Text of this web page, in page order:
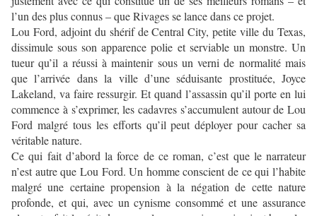
l’un des plus connus – que Rivages se lance dans ce projet.
Lou Ford, adjoint du shérif de Central City, petite ville du Texas,
dissimule sous son apparence polie et serviable un monstre. Un
tueur qu’il a réussi à maintenir sous un verni de normalité mais
que l’arrivée dans la ville d’une séduisante prostituée, Joyce
Lakeland, va faire ressurgir. Et quand l’assassin qu’il porte en lui
commence à s’exprimer, les cadavres s’accumulent autour de Lou
Ford malgré tous les efforts qu’il peut déployer pour cacher sa
véritable nature.
Ce qui fait d’abord la force de ce roman, c’est que le narrateur
n’est autre que Lou Ford. Un homme conscient de ce qui l’habite
malgré une certaine propension à la négation de cette nature
profonde, et qui, avec un cynisme consommé et une assurance